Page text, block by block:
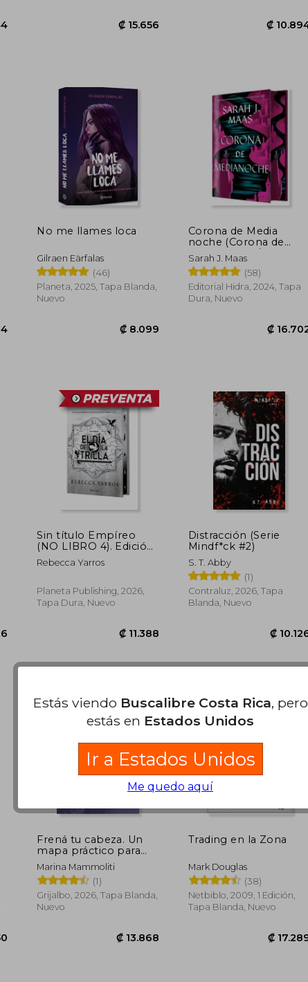
No me llames loca
Gilraen Eärfalas
(46)
Planeta, 2025, Tapa Blanda,
Nuevo
Corona de Media
noche (Corona de
Medianoche / Trono
de Cristal 2)
Sarah J. Maas
(58)
Editorial Hidra, 2024, Tapa
Dura, Nuevo
Sin título Empíreo
(NO LIBRO 4). Edición
limitada con cantos
tintados / Untitled
BOOK FOUR). Limited
Edition with Sprayed
Rebecca Yarros
Planeta Publishing, 2026,
Tapa Dura, Nuevo
₡ 11.388
Distracción (Serie
Mindf*ck #2)
S. T. Abby
(1)
Contraluz, 2026, Tapa
Blanda, Nuevo
Frená tu cabeza. Un
mapa práctico para
aliviar la ansiedad y
recuperar la calma
Marina Mammoliti
(1)
Grijalbo, 2026, Tapa Blanda,
Nuevo
Trading en la Zona
Mark Douglas
(38)
Netbiblo, 2009, 1 Edición,
Tapa Blanda, Nuevo
Estás viendo Buscalibre Costa Rica, pero
estás en Estados Unidos
Ir a Estados Unidos
Me quedo aquí